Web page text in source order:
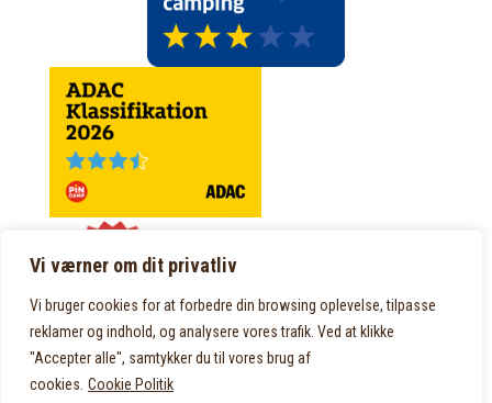
Vi værner om dit privatliv
Vi bruger cookies for at forbedre din browsing oplevelse, tilpasse
reklamer og indhold, og analysere vores trafik. Ved at klikke
"Accepter alle", samtykker du til vores brug af
cookies. Cookie Politik